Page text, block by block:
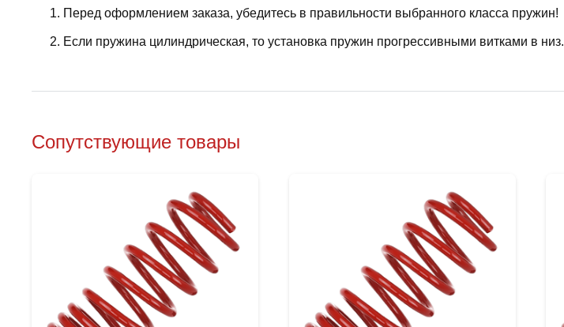
Перед оформлением заказа, убедитесь в правильности выбранного класса пружин!
Если пружина цилиндрическая, то установка пружин прогрессивными витками в низ.
Сопутствующие товары